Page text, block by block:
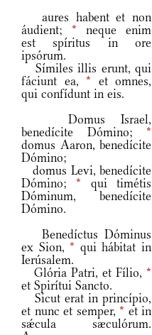
aures habent et non
áudient; * neque enim
est spíritus in ore
ipsórum.
Símiles illis erunt, qui
fáciunt ea, * et omnes,
qui confídunt in eis.
Domus Israel,
benedícite Dómino; *
domus Aaron, benedícite
Dómino;
domus Levi, benedícite
Dómino;* qui timétis
Dóminum, benedícite
Dómino.
Benedíctus Dóminus
ex Sion,* qui hábitat in
Ierúsalem.
Glória Patri, et Fílio, *
et Spirítui Sancto.
Sicut erat in princípio,
et nunc et semper, * et in
sǽcula sæculórum.